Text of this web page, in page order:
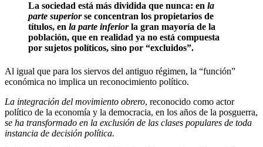
La sociedad está más dividida que nunca: en la
parte superiorse concentran los propietarios de
títulos, en la parte inferiorla gran mayoría de la
población, que en realidad ya no está compuesta
por sujetos políticos, sino por “excluidos”.
Al igual que para los siervos del antiguo régimen, la “función”
económica no implica un reconocimiento político.
La integración del movimiento obrero, reconocido como actor
político de la economía y la democracia, en los años de la posguerra,
se ha transformado en la exclusión de las clases populares de toda
instancia de decisión política.